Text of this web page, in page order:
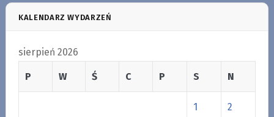
KALENDARZ WYDARZEŃ
sierpień 2026
P W Ś C P S N
1 2